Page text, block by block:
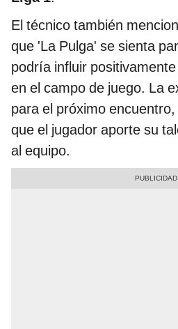
El técnico también
que 'La Pulga' se sienta
podría influir
en el campo de juego. La
para el próximo
que el jugador aporte su
al equipo.